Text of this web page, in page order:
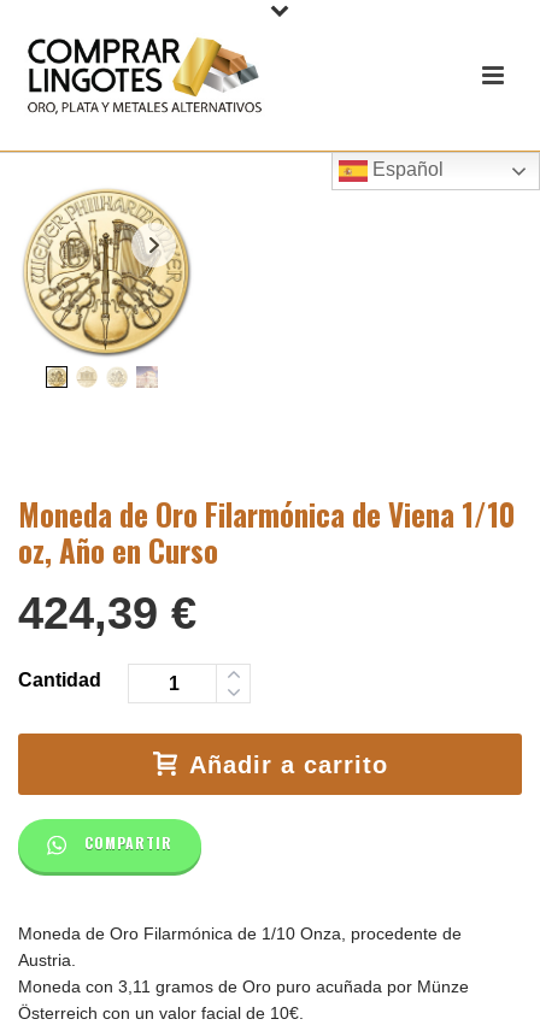
Español
Moneda de Oro Filarmónica de Viena 1/10
oz, Año en Curso
424,39 €
Cantidad
Añadir a carrito
COMPARTIR
Moneda de Oro Filarmónica de 1/10 Onza, procedente de
Austria.
Moneda con 3,11 gramos de Oro puro acuñada por Münze
Österreich con un valor facial de 10€.